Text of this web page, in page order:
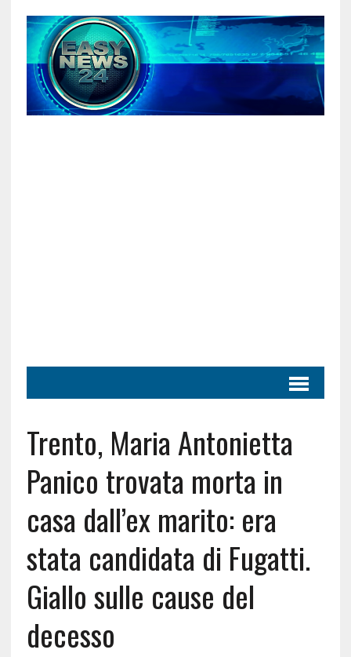
Trento, Maria Antonietta
Panico trovata morta in
casa dall’ex marito: era
stata candidata di Fugatti.
Giallo sulle cause del
decesso